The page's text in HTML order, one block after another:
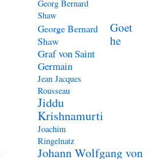
Georg Bernard
Shaw
George Bernard
Shaw
Goet
he
Graf von Saint
Germain
Jean Jacques
Rousseau
Jiddu
Krishnamurti
Joachim
Ringelnatz
Johann Wolfgang von